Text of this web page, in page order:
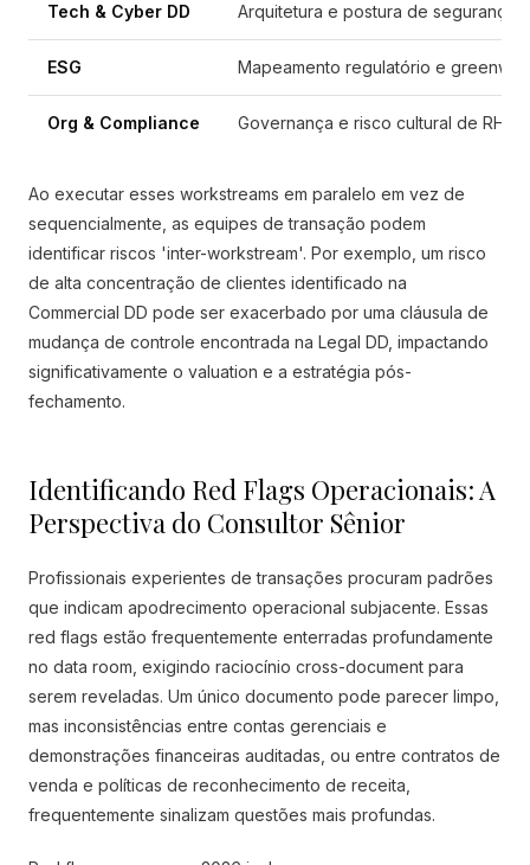
Tech & Cyber DD Arquitetura e postura de segurança
ESG Mapeamento regulatório e
Org & Compliance Governança e risco cultural de RH
Ao executar esses workstreams em paralelo em vez de
sequencialmente, as equipes de transação podem
identificar riscos 'inter-workstream'. Por exemplo, um risco
de alta concentração de clientes identificado na
Commercial DD pode ser exacerbado por uma cláusula de
mudança de controle encontrada na Legal DD, impactando
significativamente o valuation e a estratégia pós-
fechamento.
Identificando Red Flags Operacionais: A
Perspectiva do Consultor Sênior
Profissionais experientes de transações procuram padrões
que indicam apodrecimento operacional subjacente. Essas
red flags estão frequentemente enterradas profundamente
no data room, exigindo raciocínio cross-document para
serem reveladas. Um único documento pode parecer limpo,
mas inconsistências entre contas gerenciais e
demonstrações financeiras auditadas, ou entre contratos de
venda e políticas de reconhecimento de receita,
frequentemente sinalizam questões mais profundas.